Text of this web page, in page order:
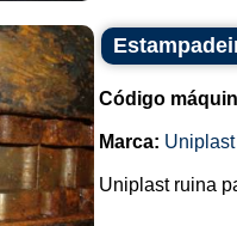
Código
Marca: Uniplast
Uniplast ruina